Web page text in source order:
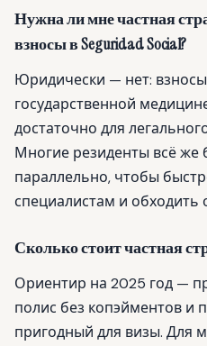
Нужна ли мне частная
взносы в Seguridad Social?
Юридически — нет:
государственной
достаточно для
Многие резиденты всё же
параллельно, чтобы
специалистам и обходить
Сколько стоит частная
Ориентир на 2025 год —
полис без копэйментов и
пригодный для визы. Для